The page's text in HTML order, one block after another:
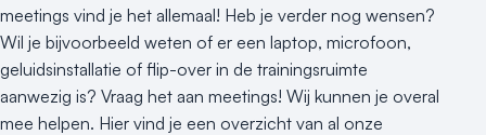
Kleine / intieme locatie
Locaties aan zee
Museum
Theater
meetings vind je het allemaal! Heb je verder nog wensen?
Wil je bijvoorbeeld weten of er een laptop, microfoon,
geluidsinstallatie of flip-over in de trainingsruimte
aanwezig is? Vraag het aan meetings! Wij kunnen je overal
mee helpen. Hier vind je een overzicht van al onze